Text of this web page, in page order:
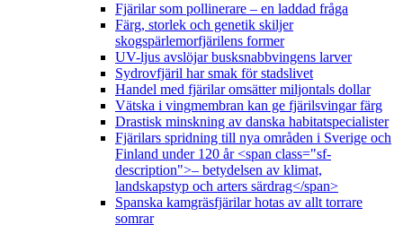
Fjärilar som pollinerare – en laddad fråga
Färg, storlek och genetik skiljer
skogspärlemorfjärilens former
UV-ljus avslöjar busksnabbvingens larver
Sydrovfjäril har smak för stadslivet
Handel med fjärilar omsätter miljontals dollar
Vätska i vingmembran kan ge fjärilsvingar färg
Drastisk minskning av danska habitatspecialister
Fjärilars spridning till nya områden i Sverige och
Finland under 120 år <span class="sf-
description">– betydelsen av klimat,
landskapstyp och arters särdrag</span>
Spanska kamgräsfjärilar hotas av allt torrare
somrar